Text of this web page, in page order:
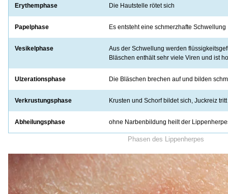
Phasen des Lippenherpes
Erythemphase Die Hautstelle rötet sich
Papelphase Es entsteht eine schmerzhafte Schwellung
Vesikelphase
Aus der Schwellung werden
Bläschen enthält sehr viele Viren und ist
Ulzerationsphase Die Bläschen brechen auf und bilden
Verkrustungsphase Krusten und Schorf bildet sich, Juckreiz
Abheilungsphase ohne Narbenbildung heilt der